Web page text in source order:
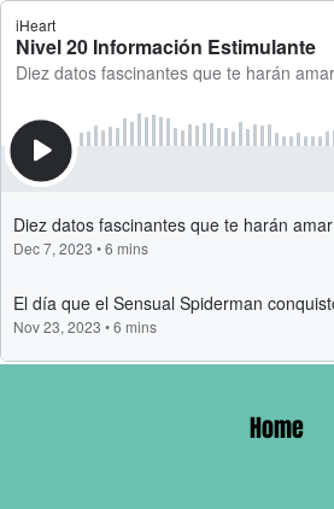
Home